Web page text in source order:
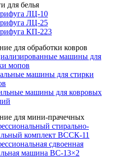
для белья
ЛЦ-10
ЛЦ-25
КП-223
для обработки ковров
машины для
мопов
машины для стирки
машины для ковровых
для мини-прачечных
стирально-
комплект ВССК-11
сдвоенная
машина ВС-13×2